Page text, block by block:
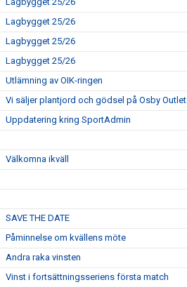
Lagbygget 25/26
Lagbygget 25/26
Lagbygget 25/26
Utlämning av OIK-ringen
Vi säljer plantjord och gödsel på Osby Outlet
Uppdatering kring SportAdmin
Välkomna ikväll
SAVE THE DATE
Påminnelse om kvällens möte
Andra raka vinsten
Vinst i fortsättningsseriens första match